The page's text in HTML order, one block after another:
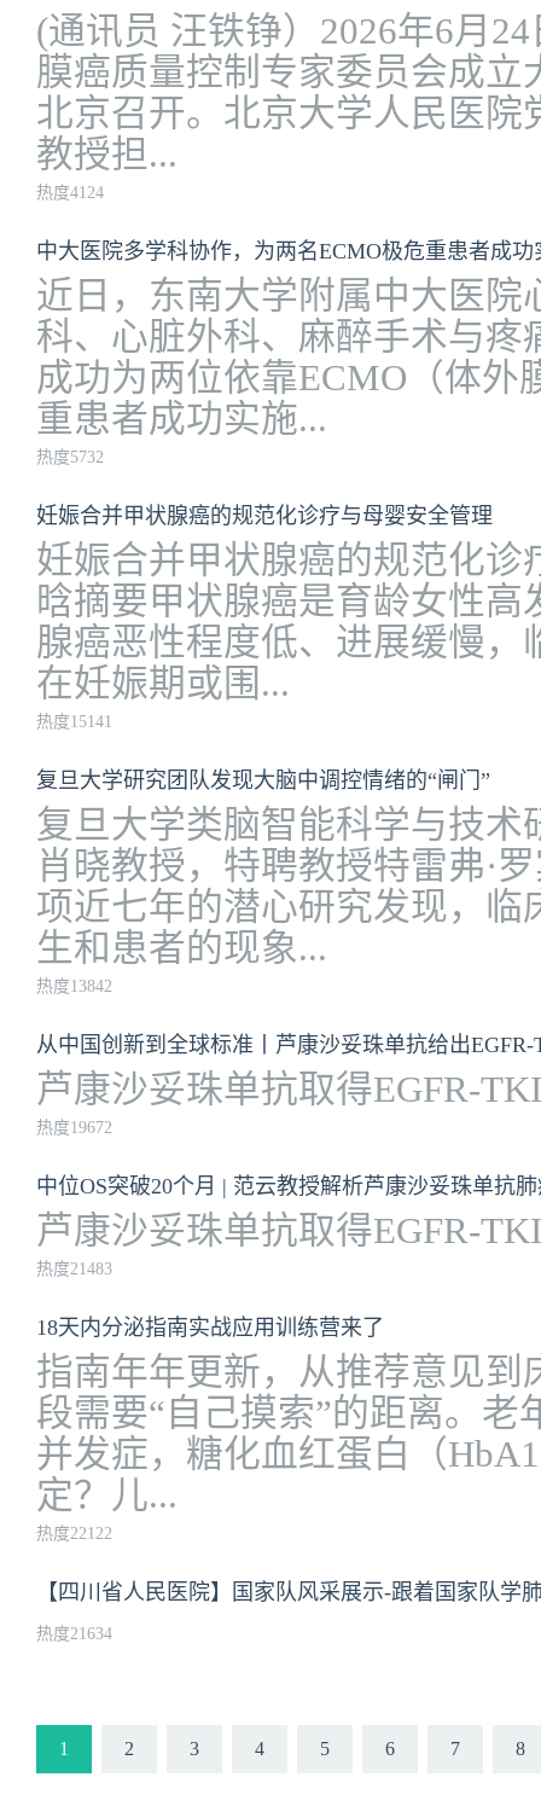
(通讯员 汪铁铮）2026年6月
膜癌质量控制专家委员会成立
北京召开。北京大学人民医院
教授担...
热度4124
中大医院多学科协作，为两名ECMO极危重患者成
近日，东南大学附属中大医院
科、心脏外科、麻醉手术与疼
成功为两位依靠ECMO（体外
重患者成功实施...
热度5732
妊娠合并甲状腺癌的规范化诊疗与母婴安全管理
妊娠合并甲状腺癌的规范化诊
晗摘要甲状腺癌是育龄女性
腺癌恶性程度低、进展缓慢，
在妊娠期或围...
热度15141
复旦大学研究团队发现大脑中调控情绪的“闸门”
复旦大学类脑智能科学与技
肖晓教授，特聘教授特雷弗·
项近七年的潜心研究发现，临
生和患者的现象...
热度13842
从中国创新到全球标准丨芦康沙妥珠单抗给出
芦康沙妥珠单抗取得EGFR-
热度19672
中位OS突破20个月 | 范云教授解析芦康沙妥珠单抗
芦康沙妥珠单抗取得EGFR-
热度21483
18天内分泌指南实战应用训练营来了
指南年年更新，从推荐意见到
段需要“自己摸索”的距离。
并发症，糖化血红蛋白（
定？儿...
热度22122
【四川省人民医院】国家队风采展示-跟着国家队学
热度21634
1 2 3 4 5 6 7 8